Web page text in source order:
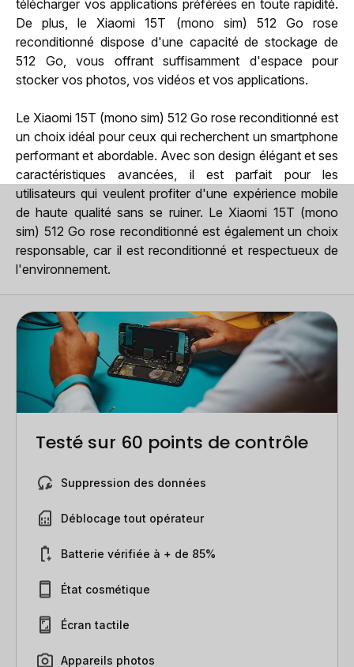
télécharger vos applications préférées en toute rapidité.
De plus, le Xiaomi 15T (mono sim) 512 Go rose
reconditionné dispose d'une capacité de stockage de
512 Go, vous offrant suffisamment d'espace pour
stocker vos photos, vos vidéos et vos applications.
Le Xiaomi 15T (mono sim) 512 Go rose reconditionné est
un choix idéal pour ceux qui recherchent un smartphone
performant et abordable. Avec son design élégant et ses
caractéristiques avancées, il est parfait pour les
utilisateurs qui veulent profiter d'une expérience mobile
de haute qualité sans se ruiner. Le Xiaomi 15T (mono
sim) 512 Go rose reconditionné est également un choix
responsable, car il est reconditionné et respectueux de
l'environnement.
Testé sur 60 points de contrôle
Suppression des données
Déblocage tout opérateur
Batterie vérifiée à + de 85%
État cosmétique
Écran tactile
Appareils photos